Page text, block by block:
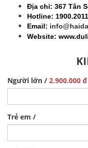
Địa chỉ: 367 Tân
Hotline:
Email:
Website:
Người lớn / 2.900.000 đ
Trẻ em /